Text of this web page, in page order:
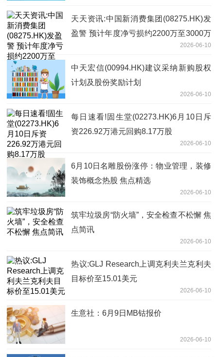
天天资讯:中国新消费集团(08275.HK)发
盈警 预计年度净亏损约2200万至3000万
2026-06-10
中天宏信(00994.HK)建议采纳新购股权
计划及股份奖励计划
2026-06-10
每日速看!固生堂(02273.HK)6月10日斥
资226.92万港元回购8.17万股
2026-06-10
6月10日名雕股份涨停：物业管理，装修
装饰概念热股 焦点精选
2026-06-10
筑牢垃圾房“防火墙”，安全检查不松懈 焦
点简讯
2026-06-10
热议:GLJ Research上调克利夫兰克利夫
目标价至15.01美元
2026-06-10
生意社：6月9日MB钴报价
2026-06-10